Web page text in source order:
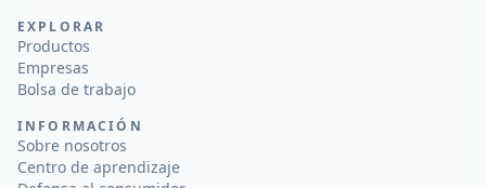
EXPLORAR
Productos
Empresas
Bolsa de trabajo
INFORMACIÓN
Sobre nosotros
Centro de aprendizaje